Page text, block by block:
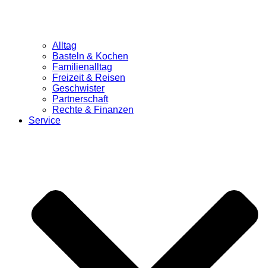
Alltag
Basteln & Kochen
Familienalltag
Freizeit & Reisen
Geschwister
Partnerschaft
Rechte & Finanzen
Service